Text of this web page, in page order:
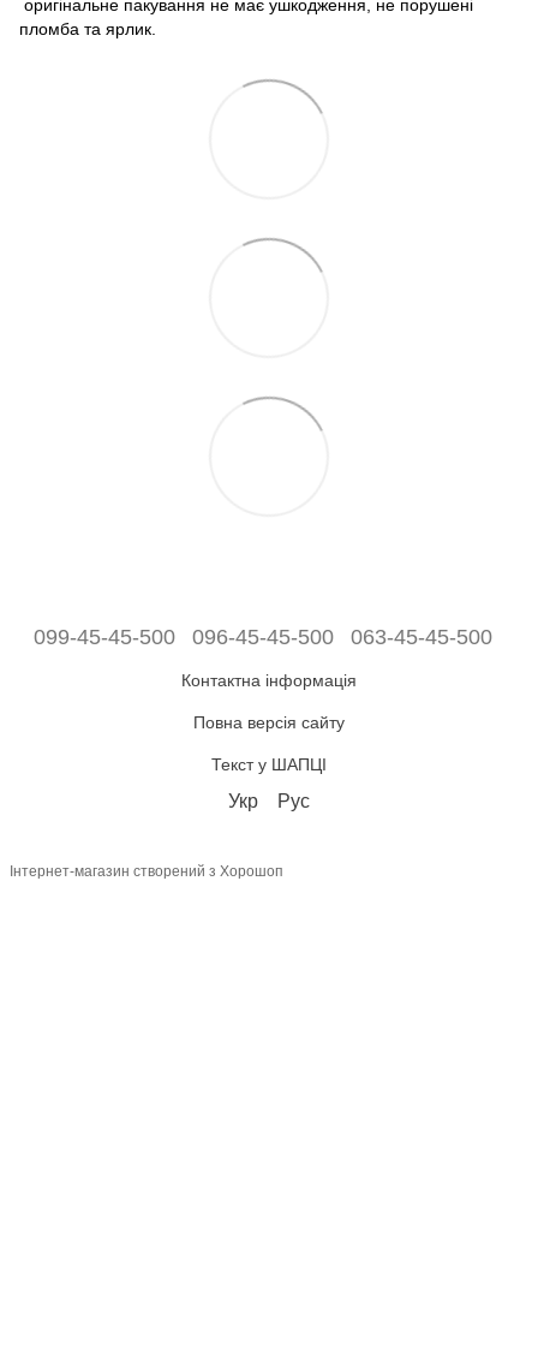
оригінальне пакування не має ушкодження, не порушені
пломба та ярлик.
099-45-45-500 096-45-45-500 063-45-45-500
Контактна інформація
Повна версія сайту
Текст у ШАПЦІ
Укр Рус
Інтернет-магазин створений з Хорошоп